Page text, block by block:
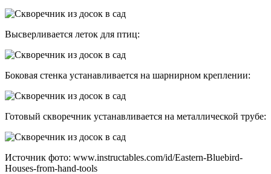
Высверливается леток для птиц:
Боковая стенка устанавливается на шарнирном креплении:
Готовый скворечник устанавливается на металлической трубе:
Источник фото: www.instructables.com/id/Eastern-Bluebird-
Houses-from-hand-tools